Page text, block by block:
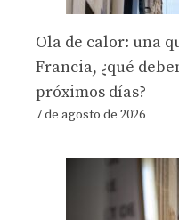
Ola de calor: una
Francia, ¿qué
próximos días?
7 de agosto de 2026